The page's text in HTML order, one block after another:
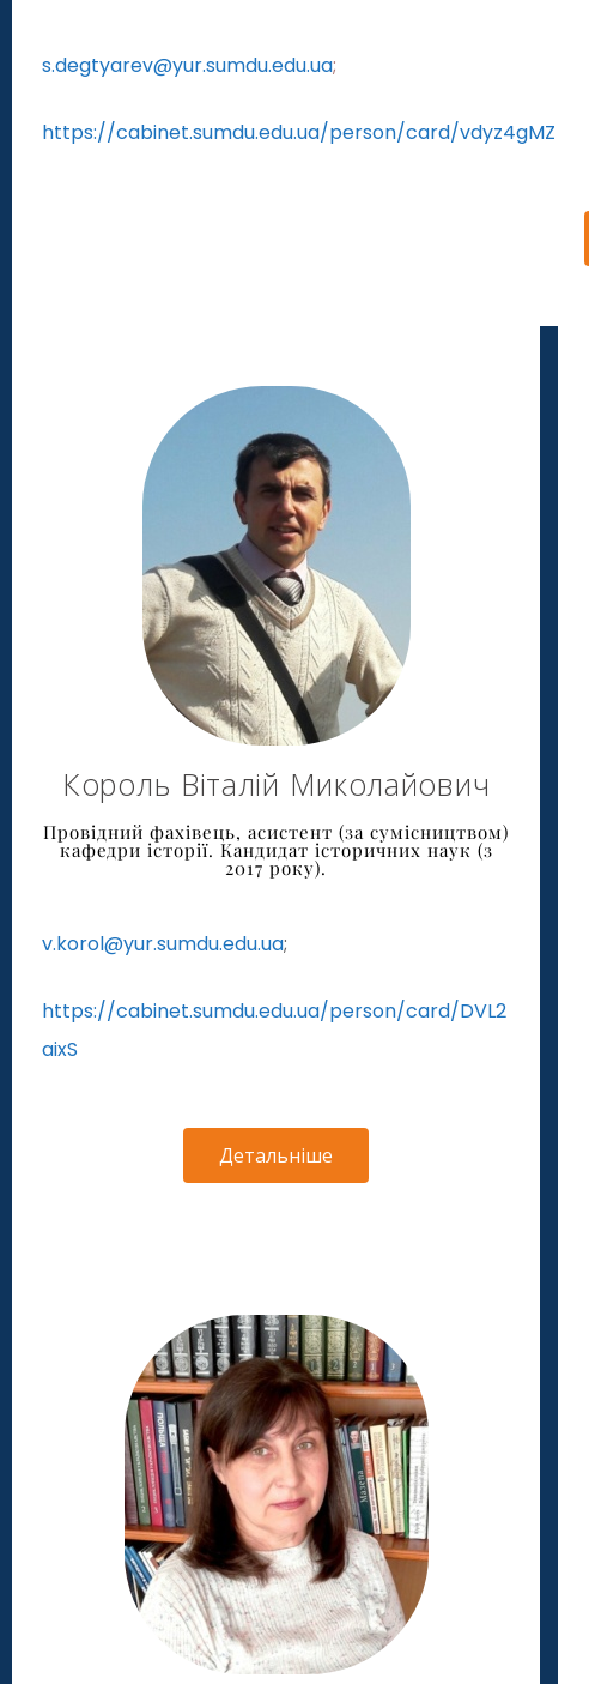
s.degtyarev@yur.sumdu.edu.ua;
https://cabinet.sumdu.edu.ua/person/card/vdyz4gMZ
Король Віталій Миколайович
Провідний фахівець, асистент (за сумісництвом)
кафедри історії. Кандидат історичних наук (з
2017 року).
v.korol@yur.sumdu.edu.ua;
https://cabinet.sumdu.edu.ua/person/card/DVL2
aixS
Детальніше